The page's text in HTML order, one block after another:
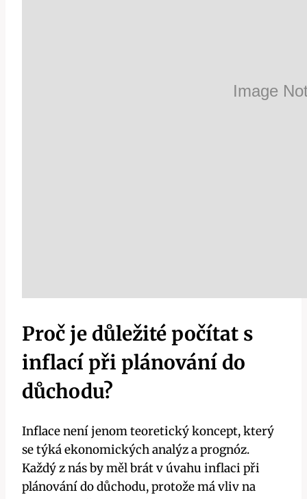
Proč je důležité počítat s
inflací při plánování do
důchodu?
Inflace není jenom teoretický koncept, který
se týká ekonomických analýz a prognóz.
Každý z nás by měl brát v úvahu inflaci při
plánování do důchodu, protože má vliv na